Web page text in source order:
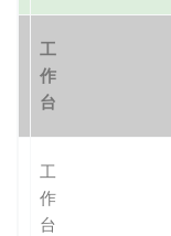
工
作
台
工
作
台